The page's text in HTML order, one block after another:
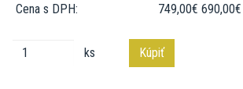
Cena s DPH:
749,00€ 690,00€
ks Kúpiť